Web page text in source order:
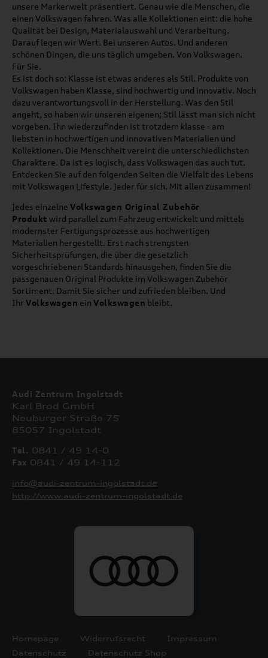
unsere Markenwelt präsentiert. Genau wie die Menschen, die
einen Volkswagen fahren. Was alle Kollektionen eint: die hohe
Qualität bei Design, Materialauswahl und Verarbeitung.
Darauf legen wir Wert. Bei unseren Autos. Und anderen
schönen Dingen, die uns täglich umgeben. Von Volkswagen.
Für Sie.
Es ist doch so: Klasse ist etwas anderes als Stil. Produkte von
Volkswagen haben Klasse, sind hochwertig und innovativ. Noch
dazu verantwortungsvoll in der Herstellung. Was den Stil
angeht, so haben wir unseren eigenen; Stil lässt man sich nicht
vorgeben. Ihn wiederzufinden ist trotzdem klasse - am
liebsten in hochwertigen und innovativen Materialien und
Kollektionen. Die Menschheit vereint die unterschiedlichsten
Charaktere. Da ist es logisch, dass Volkswagen das auch tut.
Entdecken Sie auf den folgenden Seiten die Vielfalt des Lebens
mit Volkswagen Lifestyle. Jeder für sich. Mit allen zusammen!
Jedes einzelne Volkswagen Original Zubehör
Produkt wird parallel zum Fahrzeug entwickelt und mittels
modernster Fertigungsprozesse aus hochwertigen
Materialien hergestellt. Erst nach strengsten
Sicherheitsprüfungen, die über die gesetzlich
vorgeschriebenen Standards hinausgehen, finden Sie die
passgenauen Original Produkte im Volkswagen Zubehör
Sortiment. Damit Sie sicher und zufrieden bleiben. Und
Ihr Volkswagen ein Volkswagen bleibt.
Audi Zentrum Ingolstadt
Karl Brod GmbH
Neuburger Straße 75
85057 Ingolstadt
Tel. 0841 / 49 14-0
Fax 0841 / 49 14-112
info@audi-zentrum-ingolstadt.de
http://www.audi-zentrum-ingolstadt.de
Homepage Widerrufsrecht
Impressum
Datenschutz
Datenschutz Shop